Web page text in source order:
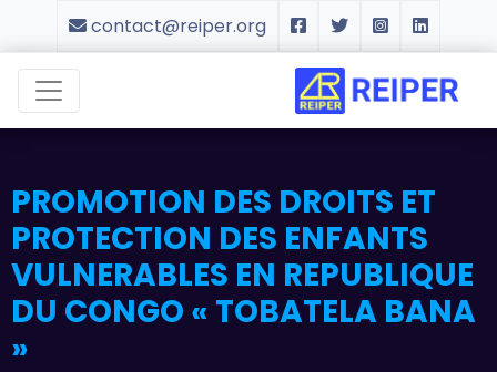
contact@reiper.org
PROMOTION DES DROITS ET
PROTECTION DES ENFANTS
VULNERABLES EN REPUBLIQUE
DU CONGO « TOBATELA BANA
»